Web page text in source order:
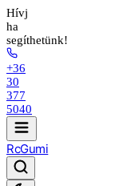
Hívj
ha
segíthetünk!
+36
30
377
5040
RcGumi